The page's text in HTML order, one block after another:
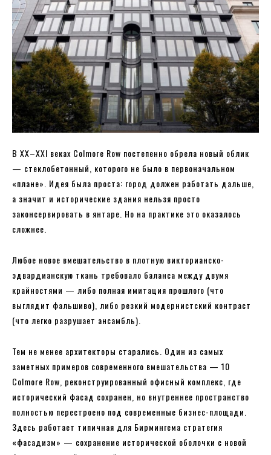
В XX–XXI веках Colmore Row постепенно обрела новый облик
— стеклобетонный, которого не было в первоначальном
«плане». Идея была проста: город должен работать дальше,
а значит и исторические здания нельзя просто
законсервировать в янтаре. Но на практике это оказалось
сложнее.
Любое новое вмешательство в плотную викторианско-
эдвардианскую ткань требовало баланса между двумя
крайностями — либо полная имитация прошлого (что
выглядит фальшиво), либо резкий модернистский контраст
(что легко разрушает ансамбль).
Тем не менее архитекторы старались. Один из самых
заметных примеров современного вмешательства — 10
Colmore Row, реконструированный офисный комплекс, где
исторический фасад сохранен, но внутреннее пространство
полностью перестроено под современные бизнес-площади.
Здесь работает типичная для Бирмингема стратегия
«фасадизм» — сохранение исторической оболочки с новой